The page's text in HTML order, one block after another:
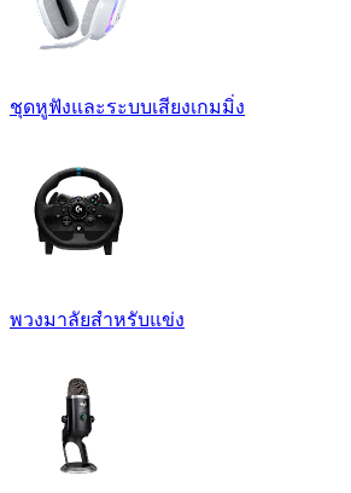
ชุดหูฟังและระบบเสียงเกมมิ่ง
พวงมาลัยสำหรับแข่ง